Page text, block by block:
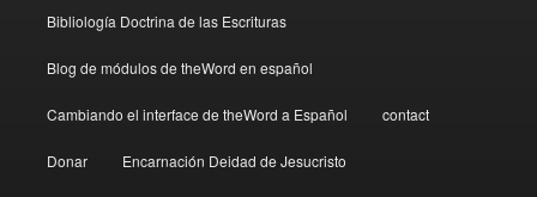
Bibliología Doctrina de las Escrituras
Blog de módulos de theWord en español
Cambiando el interface de theWord a Español contact
Donar Encarnación Deidad de Jesucristo